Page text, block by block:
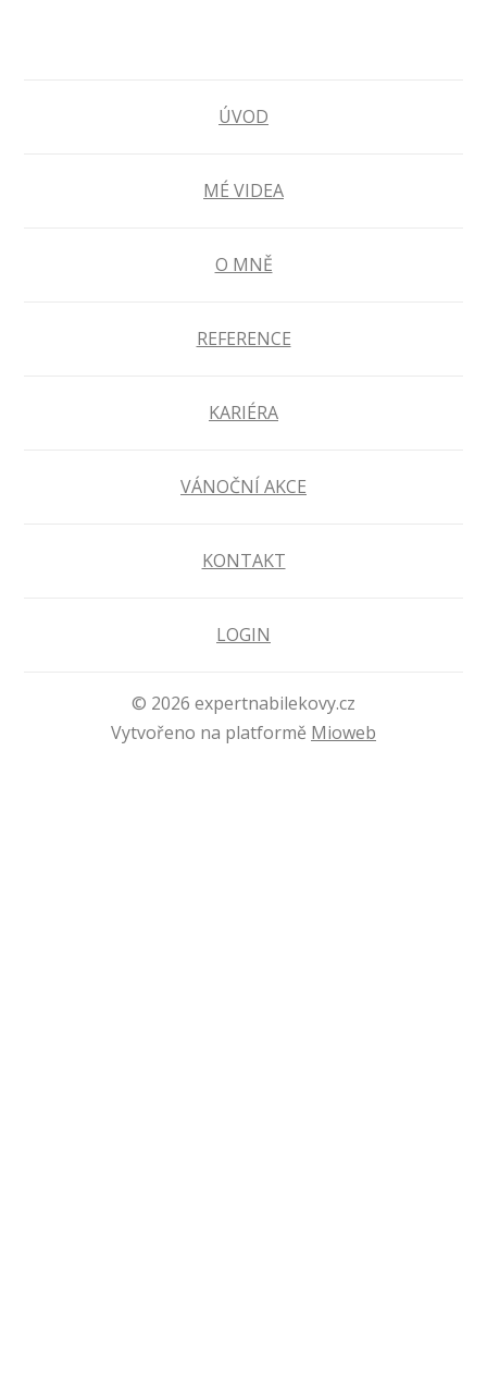
ÚVOD
MÉ VIDEA
O MNĚ
REFERENCE
KARIÉRA
VÁNOČNÍ AKCE
KONTAKT
LOGIN
© 2026 expertnabilekovy.cz
Vytvořeno na platformě Mioweb